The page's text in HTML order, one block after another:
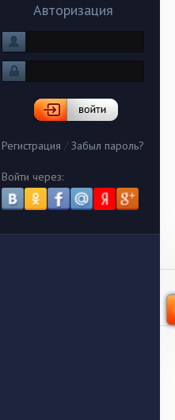
Авторизация
Регистрация / Забыл пароль?
Войти через: